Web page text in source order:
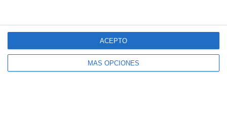
MÁS OPCIONES
ACEPTO
SportMember
Contacto
Ayuda
Preguntas frecuentes
SportMember
Reglas deportivas